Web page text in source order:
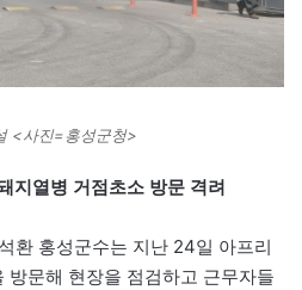
<사진=홍성군청>
지열병 거점초소 방문 격려
환 홍성군수는 지난 24일 아프리
방문해 현장을 점검하고 근무자들